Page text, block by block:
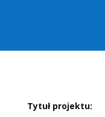
Tytuł projektu: